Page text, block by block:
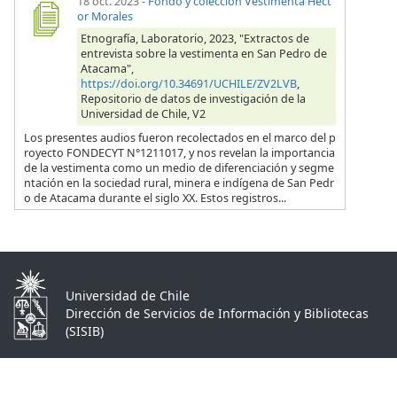
or Morales
Etnografía, Laboratorio, 2023, "Extractos de
entrevista sobre la vestimenta en San Pedro de
Atacama",
https://doi.org/10.34691/UCHILE/ZV2LVB,
Repositorio de datos de investigación de la
Universidad de Chile, V2
Los presentes audios fueron recolectados en el marco del p
royecto FONDECYT N°1211017, y nos revelan la importancia
de la vestimenta como un medio de diferenciación y segme
ntación en la sociedad rural, minera e indígena de San Pedr
o de Atacama durante el siglo XX. Estos registros...
Universidad de Chile
Dirección de Servicios de Información y Bibliotecas
(SISIB)